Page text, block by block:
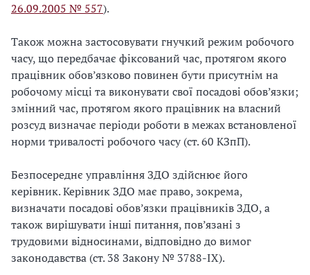
26.09.2005 № 557).
Також можна застосовувати гнучкий режим робочого
часу, що передбачає фіксований час, протягом якого
працівник обов’язково повинен бути присутнім на
робочому місці та виконувати свої посадові обов’язки;
змінний час, протягом якого працівник на власний
розсуд визначає періоди роботи в межах встановленої
норми тривалості робочого часу (ст. 60 КЗпП).
Безпосереднє управління ЗДО здійснює його
керівник. Керівник ЗДО має право, зокрема,
визначати посадові обов’язки працівників ЗДО, а
також вирішувати інші питання, пов’язані з
трудовими відносинами, відповідно до вимог
законодавства (ст. 38 Закону № 3788-ІХ).